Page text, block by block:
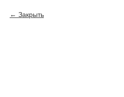
Закрыть